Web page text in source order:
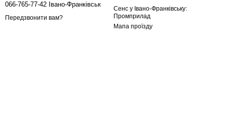
066-765-77-42 Івано-Франківськ
Передзвонити вам?
Сенс у Івано-Франківську:
Промприлад
Мапа проїзду